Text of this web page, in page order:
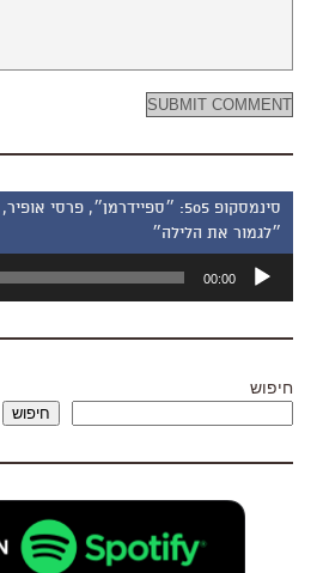
סינמסקופ 505: ״ספיידרמן״, פרסי
״לגמור את הלילה״
אודיו
00:00
חיפוש
חיפוש